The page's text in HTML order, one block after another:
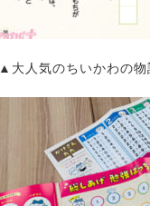
▲大人気のちいかわの物